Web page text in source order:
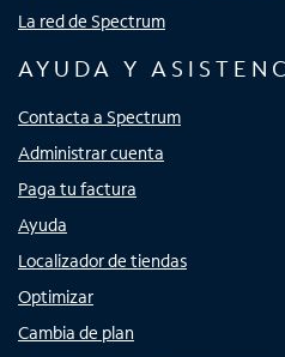
La red de Spectrum
AYUDA Y
Contacta a Spectrum
Administrar cuenta
Paga tu factura
Ayuda
Localizador de tiendas
Optimizar
Cambia de plan